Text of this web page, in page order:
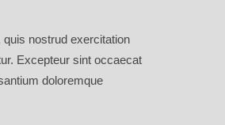
nostrud exercitation
Excepteur sint occaecat
doloremque